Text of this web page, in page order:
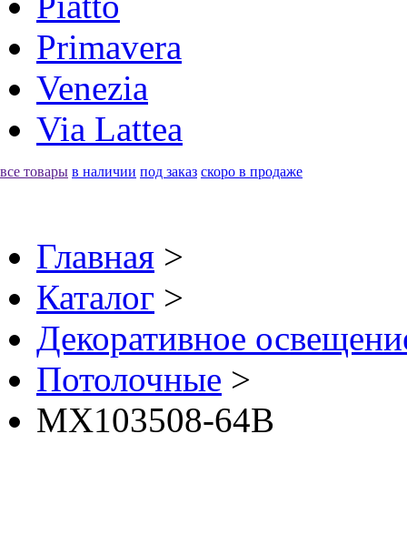
Primavera
Venezia
Via Lattea
все товары в наличии под заказ скоро в продаже
Главная >
Каталог >
Декоративное
Потолочные >
MX103508-64B